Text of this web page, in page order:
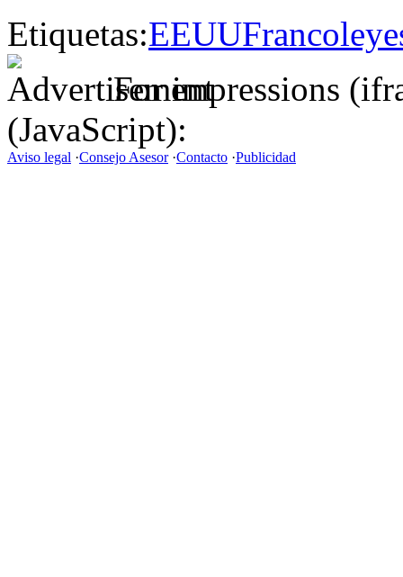
Etiquetas:EEUUFrancoley
For impressions
(JavaScript):
Aviso legal ·Consejo Asesor·Contacto ·Publicidad